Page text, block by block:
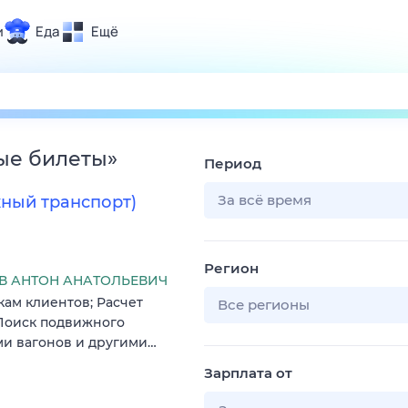
Еда Ещё
и отдых
ситуации
вместе
Поиск
ТВ-программа
билеты»
транспорт)
АНАТОЛЬЕВИЧ
клиентов; Расчет
подвижного
вагонов и другими…
Период
За всё время
Регион
Все регионы
Зарплата от